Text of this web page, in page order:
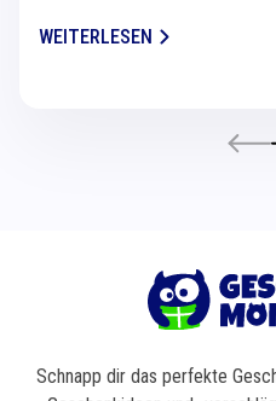
WEITERLESEN
Schnapp dir das perfekte